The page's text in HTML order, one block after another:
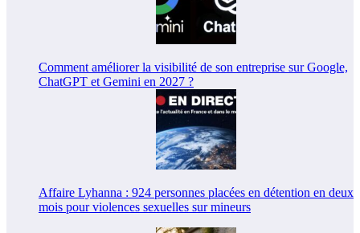
Comment améliorer la visibilité de son entreprise sur Google,
ChatGPT et Gemini en 2027 ?
Affaire Lyhanna : 924 personnes placées en détention en deux
mois pour violences sexuelles sur mineurs